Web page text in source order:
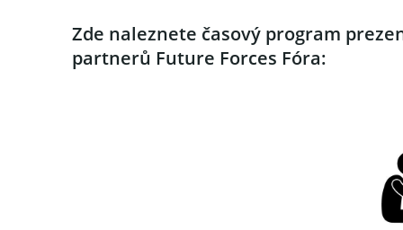
Zde naleznete časový program
partnerů Future Forces Fóra: